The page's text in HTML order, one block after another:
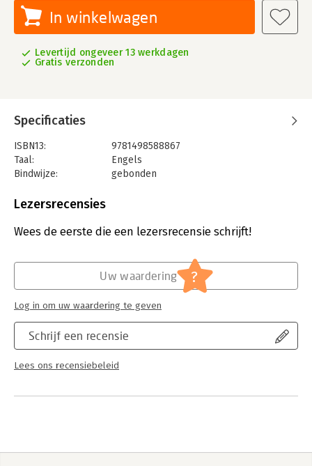
In winkelwagen
Levertijd ongeveer 13 werkdagen
Gratis verzonden
Specificaties
ISBN13:
9781498588867
Taal:
Engels
Bindwijze:
gebonden
Uitgever:
Lezersrecensies
Wees de eerste die een lezersrecensie schrijft!
Schrijf een recensie
Lees ons recensiebeleid
Uw waardering ?
Log in om uw waardering te geven